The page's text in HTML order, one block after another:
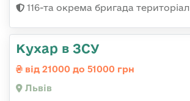
116-та окрема бригада
Кухар в ЗСУ
від 21000 до 51000 грн
Львів